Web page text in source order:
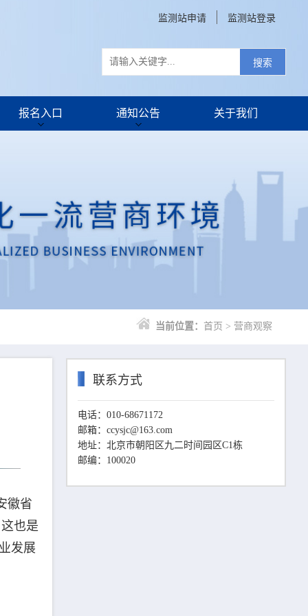
搜索
监测站申请 监测站登录
报名入口 通知公告 关于我们
当前位置： 首页 > 营商观察
徽省
也是
发展
联系方式
电话：010-68671172
邮箱：ccysjc@163.com
地址：北京市朝阳区九二时间园区C1栋
邮编：100020